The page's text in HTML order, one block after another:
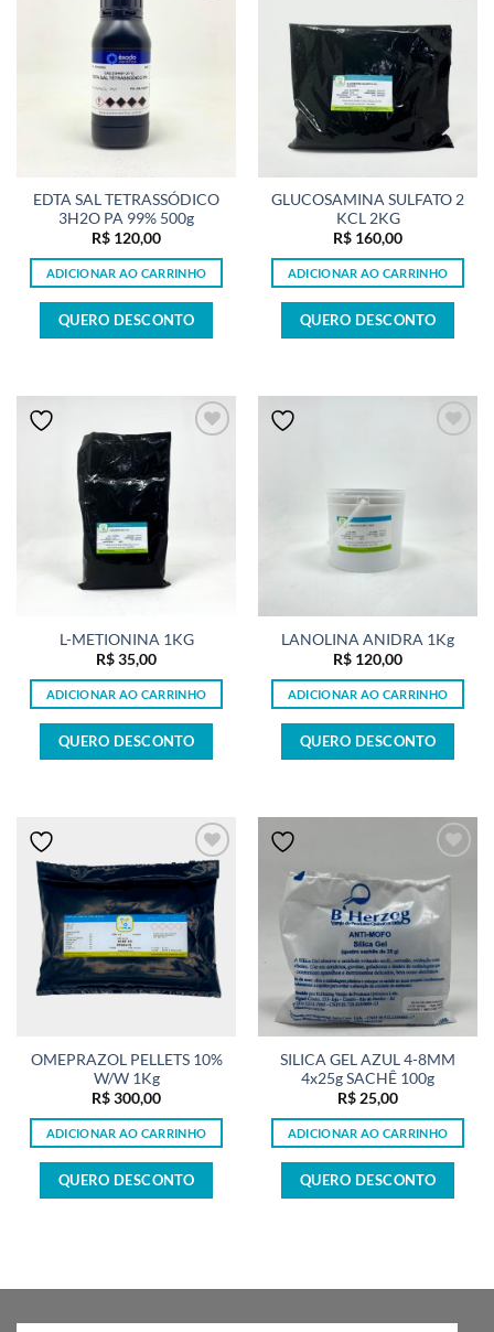
EDTA SAL TETRASSÓDICO
3H2O PA 99% 500g
R$ 120,00
ADICIONAR AO CARRINHO
QUERO DESCONTO
GLUCOSAMINA SULFATO 2
KCL 2KG
R$ 160,00
ADICIONAR AO CARRINHO
QUERO DESCONTO
L-METIONINA 1KG
R$35,00
ADICIONAR AO CARRINHO
QUERO DESCONTO
LANOLINA ANIDRA 1Kg
R$ 120,00
ADICIONAR AO CARRINHO
QUERO DESCONTO
OMEPRAZOL PELLETS 10%
W/W 1Kg
R$300,00
ADICIONAR AO CARRINHO
QUERO DESCONTO
SILICA GEL AZUL 4-8MM
4x25g SACHÊ 100g
R$ 25,00
ADICIONAR AO CARRINHO
QUERO DESCONTO